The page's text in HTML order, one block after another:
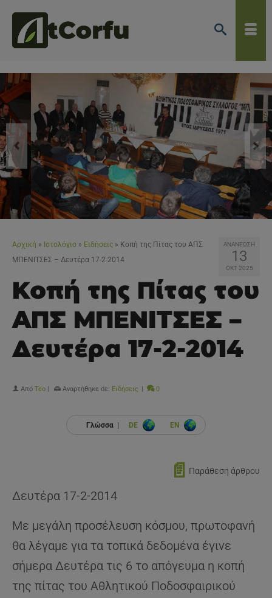
ΑΝΑΝΕΩΣΗ
13
ΟΚΤ 2025
Αρχική » Ιστολόγιο » Ειδήσεις » Κοπή της Πίτας του ΑΠΣ
ΜΠΕΝΙΤΣΕΣ – Δευτέρα 17-2-2014
Κοπή της Πίτας του
ΑΠΣ ΜΠΕΝΙΤΣΕΣ –
Δευτέρα 17-2-2014
Από Teo Αναρτήθηκε σε: Ειδήσεις 0
Γλώσσα | DE EN
📄 Παράθεση άρθρου
Δευτέρα 17-2-2014
Με μεγάλη προσέλευση κόσμου, πρωτοφανή
θα λέγαμε για τα τοπικά δεδομένα έγινε
σήμερα Δευτέρα τις 6 το απόγευμα η κοπή
της πίτας του Αθλητικού Ποδοσφαιρικού